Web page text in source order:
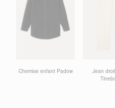
Chemise enfant Padow
Jean